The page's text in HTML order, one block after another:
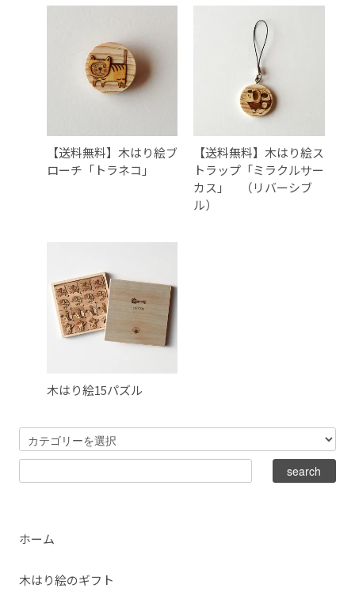
【送料無料】木はり絵ブ
ローチ「トラネコ」
【送料無料】木はり絵ス
トラップ「ミラクルサー
カス」 （リバーシブ
ル）
木はり絵15パズル
ホーム
木はり絵のギフト